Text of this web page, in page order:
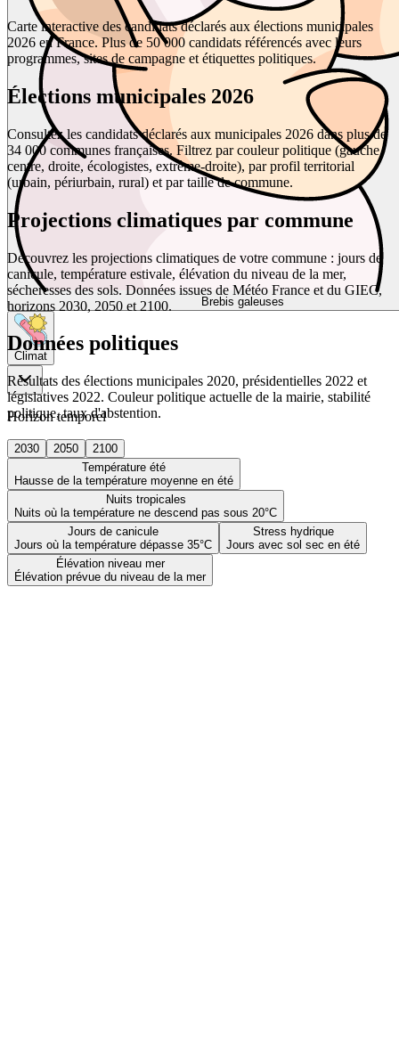
Brebis galeuses
Climat
Horizon temporel
2030 2050
2100
Température été
Hausse de la température moyenne en été
Nuits tropicales
Nuits où la température ne descend pas sous 20°C
Jours de canicule
Jours où la température dépasse 35°C
Stress hydrique
Jours avec sol sec en été
Élévation niveau mer
Élévation prévue du niveau de la mer
Carte interactive des candidats déclarés aux élections municipales
2026 en France. Plus de 50 000 candidats référencés avec leurs
programmes, sites de campagne et étiquettes politiques.
Élections municipales 2026
Consultez les candidats déclarés aux municipales 2026 dans plus de
34 000 communes françaises. Filtrez par couleur politique (gauche,
centre, droite, écologistes, extrême-droite), par profil territorial
(urbain, périurbain, rural) et par taille de commune.
Projections climatiques par commune
Découvrez les projections climatiques de votre commune : jours de
canicule, température estivale, élévation du niveau de la mer,
sécheresses des sols. Données issues de Météo France et du GIEC,
horizons 2030, 2050 et 2100.
Données politiques
Résultats des élections municipales 2020, présidentielles 2022 et
législatives 2022. Couleur politique actuelle de la mairie, stabilité
politique, taux d'abstention.